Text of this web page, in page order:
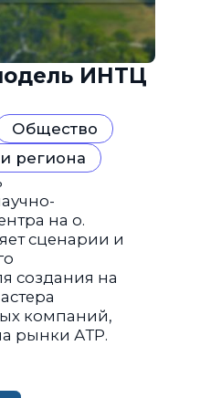
ИНТЦ
Общество
региона
на о.
сценарии и
создания на
компаний,
рынки АТР.